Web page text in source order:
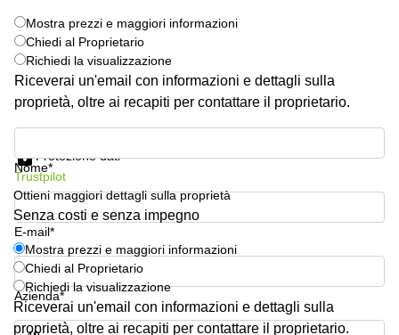
Coworking
Cagliari
Coworking
Pescara
Coworking
Brescia
Affitto
Business
Centers
a
Treviso
Affitto
Business
Centers
a Napoli
Mostra prezzi e maggiori informazioni
Chiedi al Proprietario
Richiedi la visualizzazione
Riceverai un'email con informazioni e dettagli sulla
proprietà, oltre ai recapiti per contattare il proprietario.
Nome*
E-mail*
Azienda*
Protezione dati
Trustpilot
Ottieni maggiori dettagli sulla proprietà
Senza costi e senza impegno
Mostra prezzi e maggiori informazioni
Chiedi al Proprietario
Richiedi la visualizzazione
Riceverai un'email con informazioni e dettagli sulla
proprietà, oltre ai recapiti per contattare il proprietario.